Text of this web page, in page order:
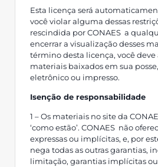
Esta licença será
você violar alguma dessas
rescindida por CONAES a
encerrar a visualização desses
término desta licença, você deve
materiais baixados em sua
eletrônico ou impresso.
Isenção de responsabilidade
1 – Os materiais no site da
‘como estão’. CONAES não
expressas ou implícitas, e, por
nega todas as outras garantias,
limitação, garantias implícitas